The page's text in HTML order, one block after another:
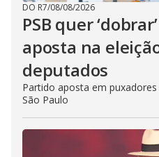
DO R7/08/08/2026
PSB quer
aposta na
deputados
Partido aposta em
São Paulo